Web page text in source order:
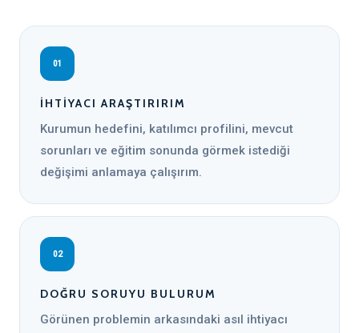
01
İHTIYACI ARAŞTIRIRIM
Kurumun hedefini, katılımcı profilini, mevcut
sorunları ve eğitim sonunda görmek istediği
değişimi anlamaya çalışırım.
02
DOĞRU SORUYU BULURUM
Görünen problemin arkasındaki asıl ihtiyacı